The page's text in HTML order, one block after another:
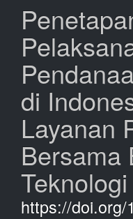
di
Layanan
Bersama
https://doi.org/